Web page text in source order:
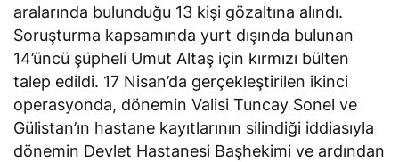
aralarında bulunduğu 13 kişi gözaltına alındı.
Soruşturma kapsamında yurt dışında bulunan
14’üncü şüpheli Umut Altaş için kırmızı bülten
talep edildi. 17 Nisan’da gerçekleştirilen ikinci
operasyonda, dönemin Valisi Tuncay Sonel ve
Gülistan’ın hastane kayıtlarının silindiği iddiasıyla
dönemin Devlet Hastanesi Başhekimi ve ardından